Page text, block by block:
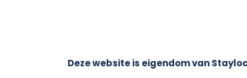
Deze website is eigendom van